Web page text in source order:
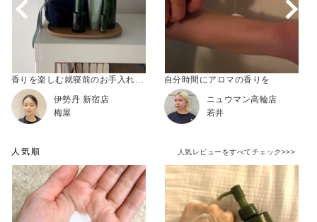
香りを楽しむ就寝前のお手入れタイム
伊勢丹 新宿店
梅屋
自分時間にアロマの香りを
ニュウマン高輪店
若井
人気順 人気レビューをすべてチェック>>>